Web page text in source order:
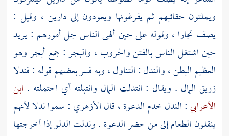
ويملئون حقائبهم ثم يفرغونها ويعودون إلى دارين ، وقيل :
يصف تجارا ، وقوله على حين ألهى الناس جل أمورهم : يريد
حين اشتغل الناس بالفتن والحروب ، والبجر : جمع أبجر وهو
العظيم البطن ، والندل : التناول ، وبه فسر بعضهم قوله : فندلا
زريق المال . ويقال : انتدلت المال وانتبلته أي احتملته . ابن
الأعرابي: الندل خدم الدعوة ، قالالأزهري : سموا ندلا لأنهم
ينقلون الطعام إلى من حضر الدعوة . وندلت الدلو إذا أخرجتها